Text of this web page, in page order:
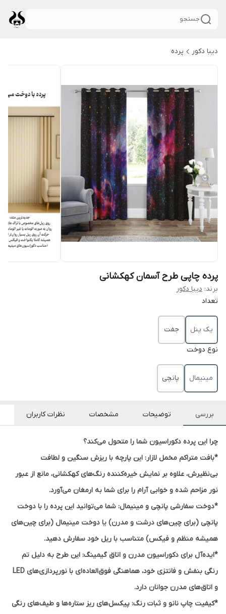
جستجو
دیبا دکور پرده
پرده چاپی طرح آسمان کهکشانی
برند: دیبا دکور
تعداد
یک پنل جفت
نوع دوخت
مینیمال پانچی
بررسی توضیحات مشخصات نظرات کاربران
چرا این پرده دکوراسیون شما را متحول می‌کند؟
*بافت متراکم مخمل لازار: این پارچه با ریزش سنگین و لطافت
بی‌نظیرش، علاوه بر نمایش خیره‌کننده رنگ‌های کهکشانی، مانع از عبور
نور مزاحم شده و خوابی آرام را برای شما به ارمغان می‌آورد.
*دوخت سفارشی پانچی و مینیمال: شما می‌توانید این پرده را با دوخت
پانچی (برای چین‌های درشت و مدرن) یا دوخت مینیمال (برای چین‌های
همیشه منظم و فیکس) متناسب با ریل خود سفارش دهید.
*ایده‌آل برای دکوراسیون مدرن و اتاق گیمینگ: این طرح به دلیل تم
رنگی بنفش و فانتزی خود، هماهنگی فوق‌العاده‌ای با نورپردازی‌های LED
و اتاق‌های مدرن جوانان دارد.
*کیفیت چاپ نانو و ثبات رنگ: پیکسل‌های ریز ستاره‌ها و طیف‌های رنگی